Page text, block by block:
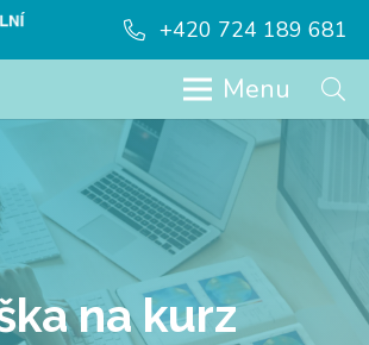
+420 724 189 681
Menu
na kurz